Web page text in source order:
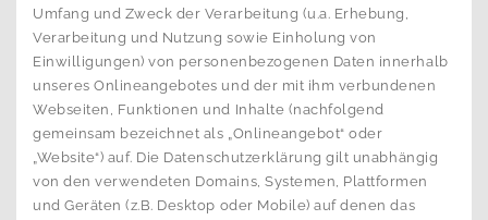
Umfang und Zweck der Verarbeitung (u.a. Erhebung,
Verarbeitung und Nutzung sowie Einholung von
Einwilligungen) von personenbezogenen Daten innerhalb
unseres Onlineangebotes und der mit ihm verbundenen
Webseiten, Funktionen und Inhalte (nachfolgend
gemeinsam bezeichnet als „Onlineangebot“ oder
„Website“) auf. Die Datenschutzerklärung gilt unabhängig
von den verwendeten Domains, Systemen, Plattformen
und Geräten (z.B. Desktop oder Mobile) auf denen das